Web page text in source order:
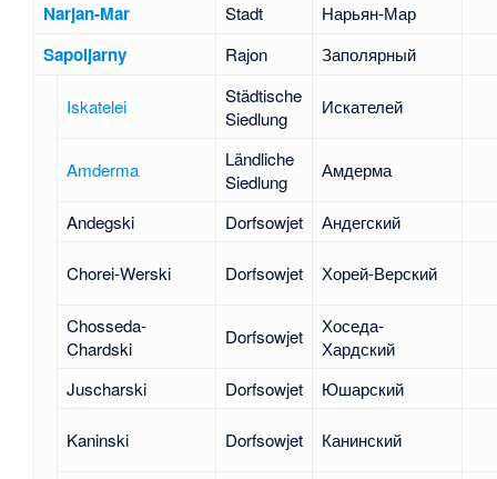
Narjan-Mar Stadt Нарьян-Мар
Sapoljarny Rajon Заполярный
Iskatelei
Städtische
Siedlung
Искателей
Amderma
Ländliche
Siedlung
Амдерма
Andegski Dorfsowjet Андегский
Chorei-Werski Dorfsowjet Хорей-Верский
Chosseda-
Chardski
Dorfsowjet
Хоседа-
Хардский
Juscharski
Dorfsowjet Юшарский
Kaninski Dorfsowjet Канинский